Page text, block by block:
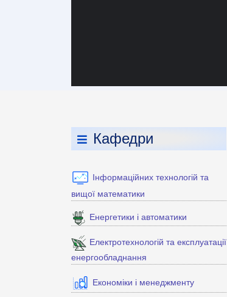
Кафедри
Інформаційних технологій та
вищої математики
Енергетики і автоматики
Електротехнологій та експлуатації
енергообладнання
Економіки і менеджменту